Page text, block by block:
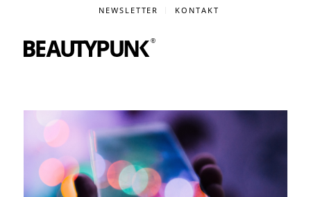
NEWSLETTER KONTAKT